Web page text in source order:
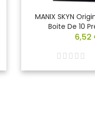
MANIX SKYN
Boite De 10
6,52